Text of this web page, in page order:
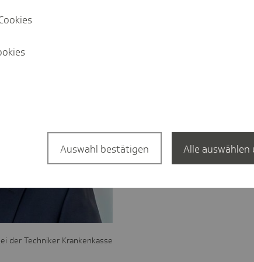
der Techniker Krankenkasse
Auswahl bestätigen Alle auswählen